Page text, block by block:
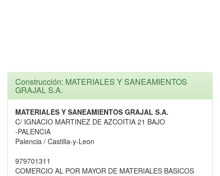
Construcción: MATERIALES Y SANEAMIENTOS
GRAJAL S.A.
MATERIALES Y SANEAMIENTOS GRAJAL S.A.
C/ IGNACIO MARTINEZ DE AZCOITIA 21 BAJO
-PALENCIA
Palencia / Castilla-y-Leon
979701311
COMERCIO AL POR MAYOR DE MATERIALES BASICOS